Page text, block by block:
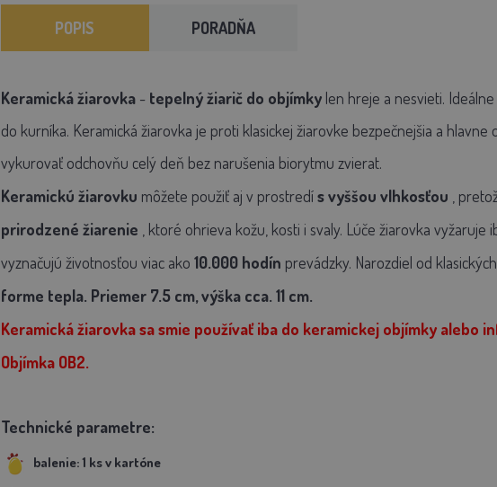
POPIS PORADŇA
Keramická žiarovka- tepelný žiarič do objímkylen hreje a nesvieti.
do kurníka. Keramická žiarovka je proti klasickej žiarovke bezpečnejšia a
vykurovať odchovňu celý deň bez narušenia biorytmu zvierat.
Keramickú žiarovku môžete použiť aj v prostredís vyššou vlhkosťou ,
prirodzené žiarenie , ktoré ohrieva kožu, kosti i svaly. Lúče žiarovka vyžaruje
vyznačujú životnosťou viac ako 10.000 hodín prevádzky. Narozdiel od
forme tepla. Priemer 7.5 cm, výška cca. 11 cm.
Keramická žiarovka sa smie používať iba do keramickej objímky alebo
Objímka OB2.
Technické parametre:
balenie: 1 ks v kartóne